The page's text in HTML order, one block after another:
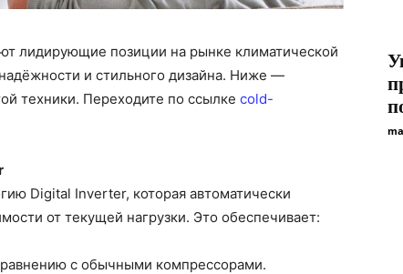
лидирующие позиции на рынке климатической
и стильного дизайна. Ниже —
техники. Переходите по ссылке cold-
Digital Inverter, которая автоматически
от текущей нагрузки. Это обеспечивает:
с обычными компрессорами.